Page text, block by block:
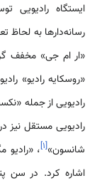
ایستگاه رادیویی
رسانه‌دار‌ها به لحاظ
«ار ام جی» مخفف
رادیویی از جمله
رادیویی مستقل نیز
شانسون»[۱]، «رادیو